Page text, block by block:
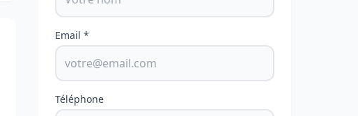
Email *
Téléphone